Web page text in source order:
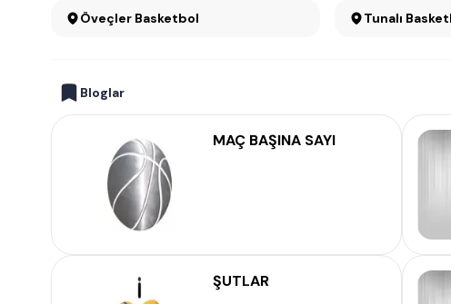
Öveçler Basketbol Tunalı
Bloglar
MAÇ BAŞINA SAYI
ŞUTLAR